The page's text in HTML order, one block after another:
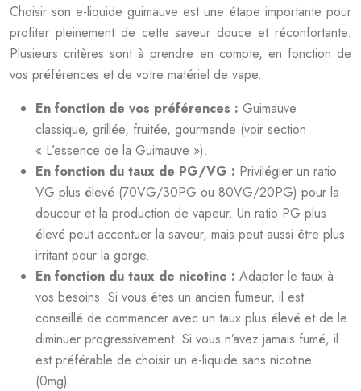
Choisir son e-liquide guimauve est une étape importante pour
profiter pleinement de cette saveur douce et réconfortante.
Plusieurs critères sont à prendre en compte, en fonction de
vos préférences et de votre matériel de vape.
En fonction de vos préférences : Guimauve
classique, grillée, fruitée, gourmande (voir section
« L’essence de la Guimauve »).
En fonction du taux de PG/VG : Privilégier un ratio
VG plus élevé (70VG/30PG ou 80VG/20PG) pour la
douceur et la production de vapeur. Un ratio PG plus
élevé peut accentuer la saveur, mais peut aussi être plus
irritant pour la gorge.
En fonction du taux de nicotine : Adapter le taux à
vos besoins. Si vous êtes un ancien fumeur, il est
conseillé de commencer avec un taux plus élevé et de le
diminuer progressivement. Si vous n’avez jamais fumé, il
est préférable de choisir un e-liquide sans nicotine
(0mg).